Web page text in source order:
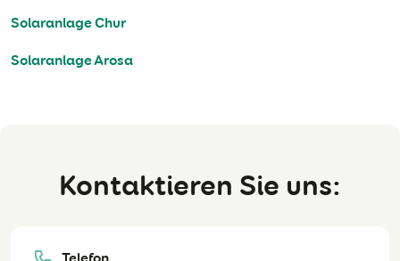
Solaranlage Chur
Solaranlage Arosa
Kontaktieren Sie uns: